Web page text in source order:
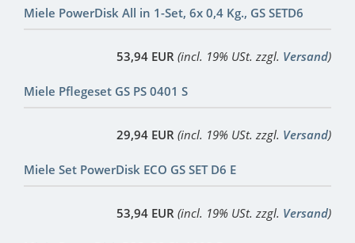
Miele PowerDisk All in 1-Set, 6x 0,4 Kg., GS SETD6
53,94 EUR (incl. 19% USt. zzgl. Versand)
Miele Pflegeset GS PS 0401 S
29,94 EUR (incl. 19% USt. zzgl. Versand)
Miele Set PowerDisk ECO GS SET D6 E
53,94 EUR (incl. 19% USt. zzgl. Versand)